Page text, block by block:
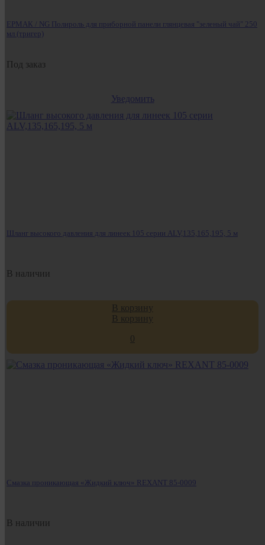
ЕРМАК / NG Полироль для приборной панели глянцевая "зеленый чай" 250
мл (тригер)
Под заказ
Уведомить
Шланг высокого давления для линеек 105 серии ALV,135,165,195, 5 м
В наличии
В корзину
В корзину
0
Смазка проникающая «Жидкий ключ» REXANT 85-0009
В наличии